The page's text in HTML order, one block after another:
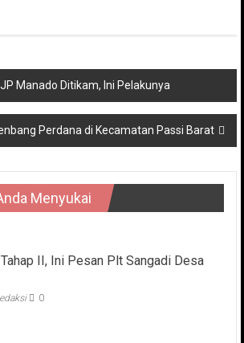
Manado Ditikam, Ini Pelakunya
Perdana di Kecamatan Passi Barat
Menyukai
II, Ini Pesan Plt Sangadi Desa
0